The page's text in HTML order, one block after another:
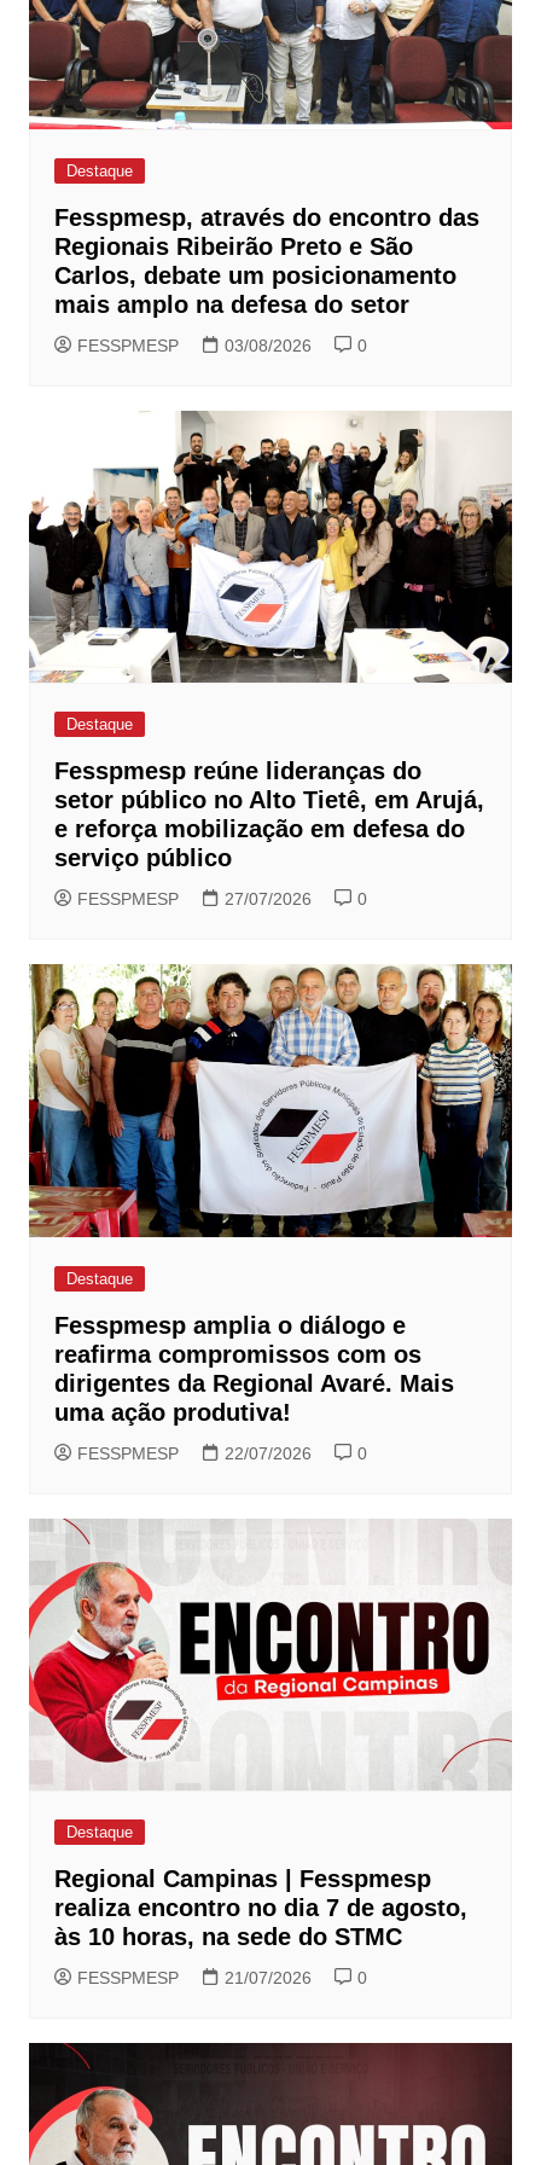
Destaque
Fesspmesp, através do encontro das
Regionais Ribeirão Preto e São
Carlos, debate um posicionamento
mais amplo na defesa do setor
FESSPMESP 03/08/2026 0
Destaque
Fesspmesp reúne lideranças do
setor público no Alto Tietê, em Arujá,
e reforça mobilização em defesa do
serviço público
FESSPMESP 27/07/2026 0
Destaque
Fesspmesp amplia o diálogo e
reafirma compromissos com os
dirigentes da Regional Avaré. Mais
uma ação produtiva!
FESSPMESP 22/07/2026 0
Destaque
Regional Campinas | Fesspmesp
realiza encontro no dia 7 de agosto,
às 10 horas, na sede do STMC
FESSPMESP 21/07/2026 0